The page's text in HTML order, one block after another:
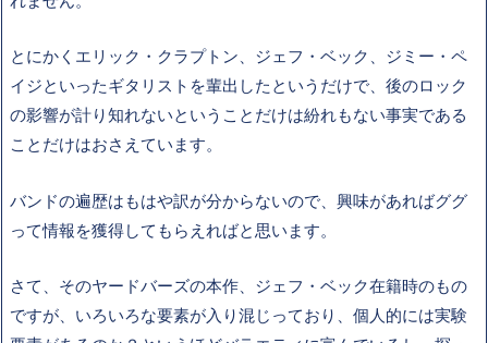
とにかくエリック・クラプトン、ジェフ・ベック、ジミー・ペ
イジといったギタリストを輩出したというだけで、後のロック
の影響が計り知れないということだけは紛れもない事実である
ことだけはおさえています。
バンドの遍歴はもはや訳が分からないので、興味があればググ
って情報を獲得してもらえればと思います。
さて、そのヤードバーズの本作、ジェフ・ベック在籍時のもの
ですが、いろいろな要素が入り混じっており、個人的には実験